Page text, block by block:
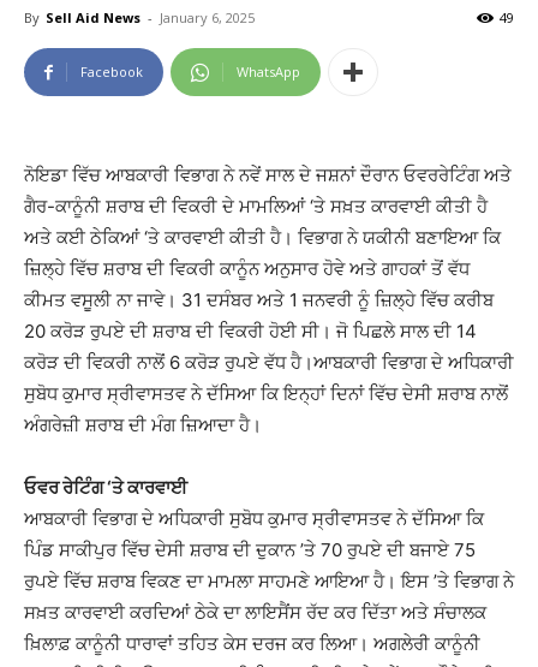
By Sell Aid News - January 6, 2025 49
Facebook WhatsApp
ਨੋਇਡਾ ਵਿੱਚ ਆਬਕਾਰੀ ਵਿਭਾਗ ਨੇ ਨਵੇਂ ਸਾਲ ਦੇ ਜਸ਼ਨਾਂ ਦੌਰਾਨ ਓਵਰਰੇਟਿੰਗ ਅਤੇ
ਗੈਰ-ਕਾਨੂੰਨੀ ਸ਼ਰਾਬ ਦੀ ਵਿਕਰੀ ਦੇ ਮਾਮਲਿਆਂ ‘ਤੇ ਸਖ਼ਤ ਕਾਰਵਾਈ ਕੀਤੀ ਹੈ
ਅਤੇ ਕਈ ਠੇਕਿਆਂ ‘ਤੇ ਕਾਰਵਾਈ ਕੀਤੀ ਹੈ। ਵਿਭਾਗ ਨੇ ਯਕੀਨੀ ਬਣਾਇਆ ਕਿ
ਜ਼ਿਲ੍ਹੇ ਵਿੱਚ ਸ਼ਰਾਬ ਦੀ ਵਿਕਰੀ ਕਾਨੂੰਨ ਅਨੁਸਾਰ ਹੋਵੇ ਅਤੇ ਗਾਹਕਾਂ ਤੋਂ ਵੱਧ
ਕੀਮਤ ਵਸੂਲੀ ਨਾ ਜਾਵੇ। 31 ਦਸੰਬਰ ਅਤੇ 1 ਜਨਵਰੀ ਨੂੰ ਜ਼ਿਲ੍ਹੇ ਵਿੱਚ ਕਰੀਬ
20 ਕਰੋੜ ਰੁਪਏ ਦੀ ਸ਼ਰਾਬ ਦੀ ਵਿਕਰੀ ਹੋਈ ਸੀ। ਜੋ ਪਿਛਲੇ ਸਾਲ ਦੀ 14
ਕਰੋੜ ਦੀ ਵਿਕਰੀ ਨਾਲੋਂ 6 ਕਰੋੜ ਰੁਪਏ ਵੱਧ ਹੈ।ਆਬਕਾਰੀ ਵਿਭਾਗ ਦੇ ਅਧਿਕਾਰੀ
ਸੁਬੋਧ ਕੁਮਾਰ ਸ੍ਰੀਵਾਸਤਵ ਨੇ ਦੱਸਿਆ ਕਿ ਇਨ੍ਹਾਂ ਦਿਨਾਂ ਵਿੱਚ ਦੇਸੀ ਸ਼ਰਾਬ ਨਾਲੋਂ
ਅੰਗਰੇਜ਼ੀ ਸ਼ਰਾਬ ਦੀ ਮੰਗ ਜ਼ਿਆਦਾ ਹੈ।
ਓਵਰ ਰੇਟਿੰਗ ‘ਤੇ ਕਾਰਵਾਈ
ਆਬਕਾਰੀ ਵਿਭਾਗ ਦੇ ਅਧਿਕਾਰੀ ਸੁਬੋਧ ਕੁਮਾਰ ਸ੍ਰੀਵਾਸਤਵ ਨੇ ਦੱਸਿਆ ਕਿ
ਪਿੰਡ ਸਾਕੀਪੁਰ ਵਿੱਚ ਦੇਸੀ ਸ਼ਰਾਬ ਦੀ ਦੁਕਾਨ ’ਤੇ 70 ਰੁਪਏ ਦੀ ਬਜਾਏ 75
ਰੁਪਏ ਵਿੱਚ ਸ਼ਰਾਬ ਵਿਕਣ ਦਾ ਮਾਮਲਾ ਸਾਹਮਣੇ ਆਇਆ ਹੈ। ਇਸ ’ਤੇ ਵਿਭਾਗ ਨੇ
ਸਖ਼ਤ ਕਾਰਵਾਈ ਕਰਦਿਆਂ ਠੇਕੇ ਦਾ ਲਾਇਸੈਂਸ ਰੱਦ ਕਰ ਦਿੱਤਾ ਅਤੇ ਸੰਚਾਲਕ
ਖ਼ਿਲਾਫ਼ ਕਾਨੂੰਨੀ ਧਾਰਾਵਾਂ ਤਹਿਤ ਕੇਸ ਦਰਜ ਕਰ ਲਿਆ। ਅਗਲੇਰੀ ਕਾਨੂੰਨੀ